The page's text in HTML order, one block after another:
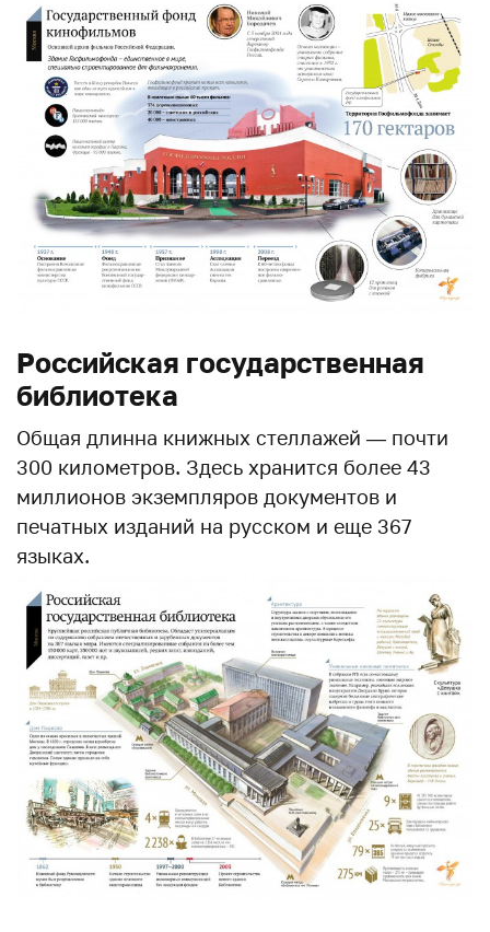
Российская государственная
библиотека
Общая длинна книжных стеллажей — почти
300 километров. Здесь хранится более 43
миллионов экземпляров документов и
печатных изданий на русском и еще 367
языках.